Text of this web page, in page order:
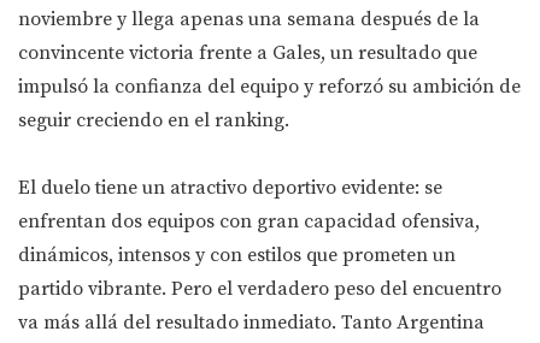
noviembre y llega apenas una semana después de la
convincente victoria frente a Gales, un resultado que
impulsó la confianza del equipo y reforzó su ambición de
seguir creciendo en el ranking.
El duelo tiene un atractivo deportivo evidente: se
enfrentan dos equipos con gran capacidad ofensiva,
dinámicos, intensos y con estilos que prometen un
partido vibrante. Pero el verdadero peso del encuentro
va más allá del resultado inmediato. Tanto Argentina